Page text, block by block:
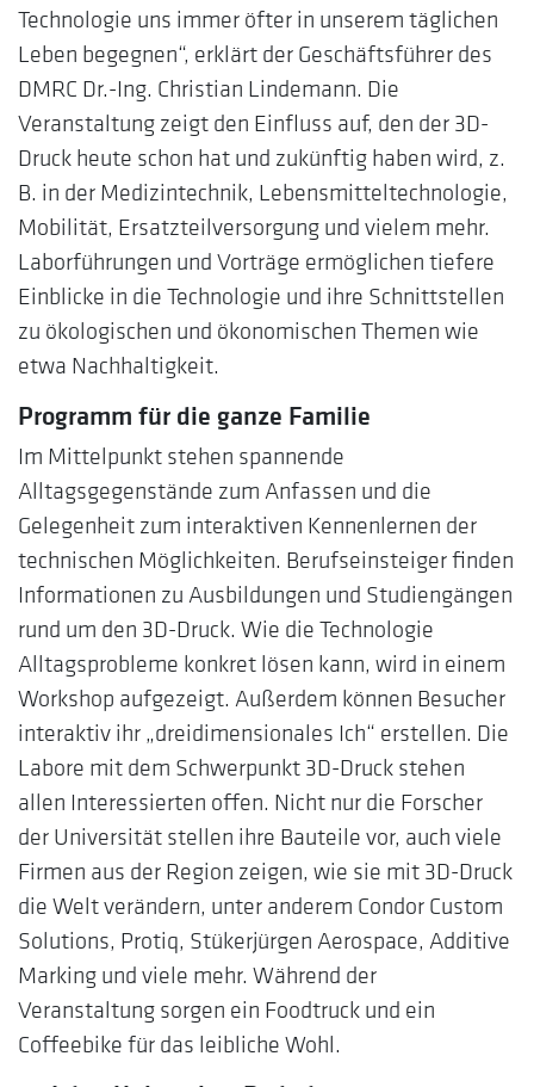
Technologie uns immer öfter in unserem täglichen
Leben begegnen“, erklärt der Geschäftsführer des
DMRC Dr.-Ing. Christian Lindemann. Die
Veranstaltung zeigt den Einfluss auf, den der 3D-
Druck heute schon hat und zukünftig haben wird, z.
B. in der Medizintechnik, Lebensmitteltechnologie,
Mobilität, Ersatzteilversorgung und vielem mehr.
Laborführungen und Vorträge ermöglichen tiefere
Einblicke in die Technologie und ihre Schnittstellen
zu ökologischen und ökonomischen Themen wie
etwa Nachhaltigkeit.
Programm für die ganze Familie
Im Mittelpunkt stehen spannende
Alltagsgegenstände zum Anfassen und die
Gelegenheit zum interaktiven Kennenlernen der
technischen Möglichkeiten. Berufseinsteiger finden
Informationen zu Ausbildungen und Studiengängen
rund um den 3D-Druck. Wie die Technologie
Alltagsprobleme konkret lösen kann, wird in einem
Workshop aufgezeigt. Außerdem können Besucher
interaktiv ihr „dreidimensionales Ich“ erstellen. Die
Labore mit dem Schwerpunkt 3D-Druck stehen
allen Interessierten offen. Nicht nur die Forscher
der Universität stellen ihre Bauteile vor, auch viele
Firmen aus der Region zeigen, wie sie mit 3D-Druck
die Welt verändern, unter anderem Condor Custom
Solutions, Protiq, Stükerjürgen Aerospace, Additive
Marking und viele mehr. Während der
Veranstaltung sorgen ein Foodtruck und ein
Coffeebike für das leibliche Wohl.